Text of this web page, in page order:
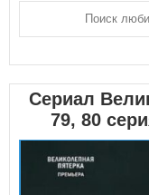
Сериал
79, 80